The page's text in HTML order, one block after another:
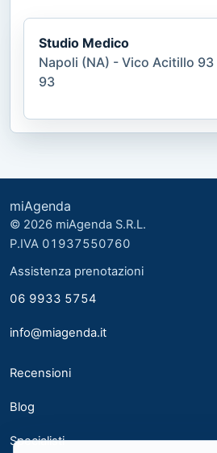
Studio Medico
Napoli (NA) - Vico Acitillo 93
93
miAgenda
© 2026 miAgenda S.R.L.
P.IVA 01937550760
Assistenza prenotazioni
06 9933 5754
info@miagenda.it
Recensioni
Blog
Specialisti